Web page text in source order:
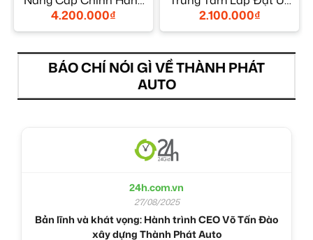
TPHCM
4.200.000₫
Tín TPHCM
2.100.000₫
BÁO CHÍ NÓI GÌ VỀ THÀNH PHÁT
AUTO
24h.com.vn
27/08/2025
Bản lĩnh và khát vọng: Hành trình CEO Võ Tấn Đào
xây dựng Thành Phát Auto